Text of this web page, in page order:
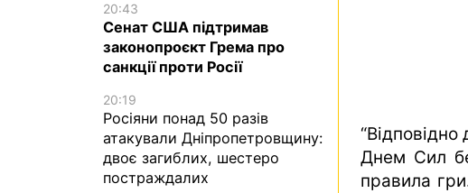
Днем Сил
правила
20:43
Сенат США підтримав
законопроєкт Грема про
санкції проти Росії
20:19
Росіяни понад 50 разів
атакували Дніпропетровщину:
двоє загиблих, шестеро
постраждалих